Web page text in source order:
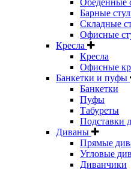
Обеденные
Барные
Складные
Офисные
Кресла
Кресла
Офисные
Банкетки и пуфы
Банкетки
Пуфы
Табуреты
Подставки
Диваны
Прямые
Угловые
Диванчики